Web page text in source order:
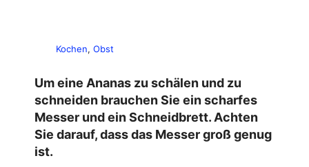
Kochen, Obst
Um eine Ananas zu schälen und zu
schneiden brauchen Sie ein scharfes
Messer und ein Schneidbrett. Achten
Sie darauf, dass das Messer groß genug
ist.